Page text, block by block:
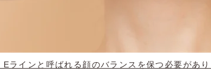
ラインと呼ばれる顔のバランスを保つ必要があり